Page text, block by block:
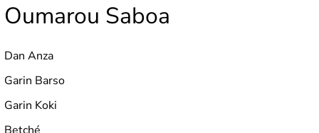
Oumarou Saboa
Dan Anza
Garin Barso
Garin Koki